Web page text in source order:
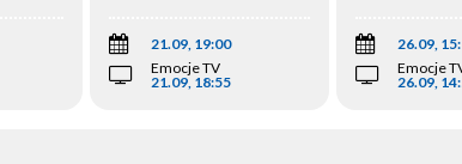
21.09, 19:00
Emocje TV
21.09, 18:55
26.09,
Emocje
26.09,